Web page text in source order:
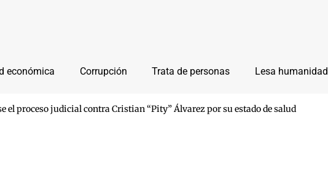
económica Corrupción Trata de personas Lesa humanidad
el proceso judicial contra Cristian “Pity” Álvarez por su estado de salud